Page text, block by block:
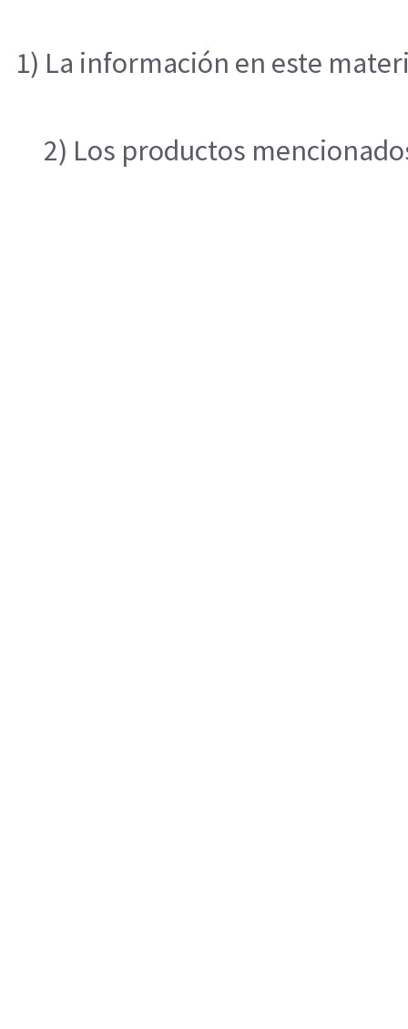
1) La información en este
2) Los productos